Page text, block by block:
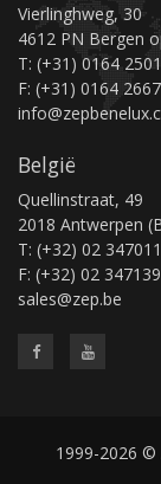
Vierlinghweg, 30
4612 PN Bergen
T: (+31) 0164
F: (+31) 0164
België
Quellinstraat, 49
2018 Antwerpen
T: (+32) 02
F: (+32) 02
sales@zep.be
1999-2026 ©